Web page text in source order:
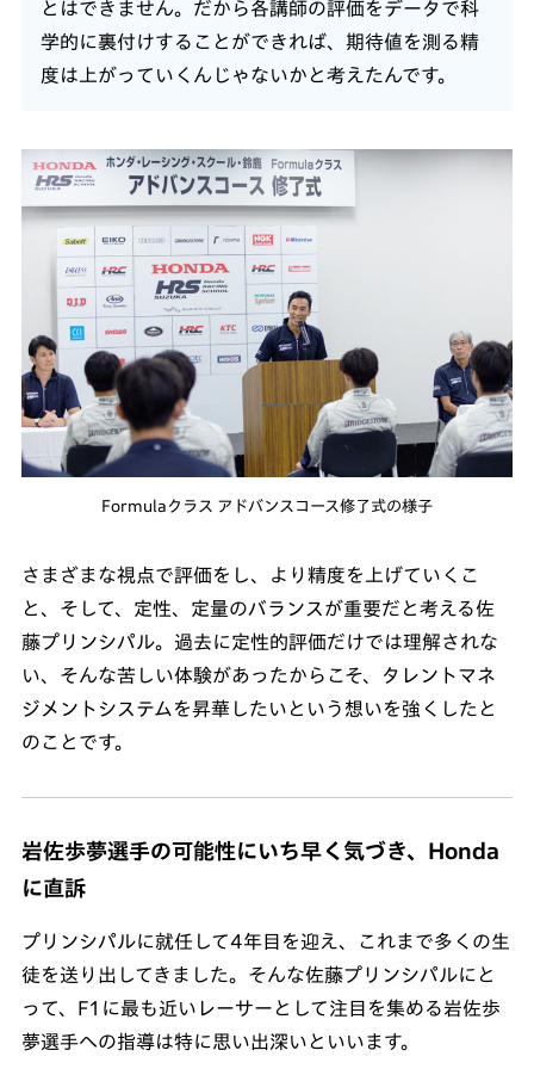
とはできません。だから各講師の評価をデータで科
学的に裏付けすることができれば、期待値を測る精
度は上がっていくんじゃないかと考えたんです。
Formulaクラス アドバンスコース修了式の様子
さまざまな視点で評価をし、より精度を上げていくこ
と、そして、定性、定量のバランスが重要だと考える佐
藤プリンシパル。過去に定性的評価だけでは理解されな
い、そんな苦しい体験があったからこそ、タレントマネ
ジメントシステムを昇華したいという想いを強くしたと
のことです。
岩佐歩夢選手の可能性にいち早く気づき、Honda
に直訴
プリンシパルに就任して4年目を迎え、これまで多くの生
徒を送り出してきました。そんな佐藤プリンシパルにと
って、F1に最も近いレーサーとして注目を集める岩佐歩
夢選手への指導は特に思い出深いといいます。